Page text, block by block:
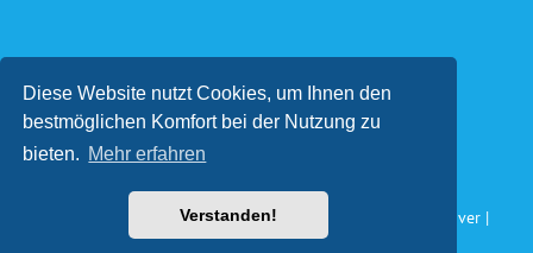
Diese Website nutzt Cookies, um Ihnen den
bestmöglichen Komfort bei der Nutzung zu
bieten. Mehr erfahren
Verstanden!
Wir danken für die freundliche
Unterstützung und Förderung
Konzeption und Gestaltung: Impuls Werbeagentur, Hannover |
www.werbeagentur-impuls.de